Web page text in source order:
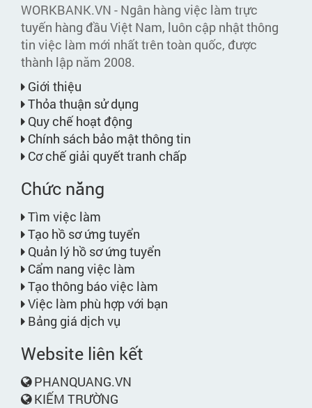
WORKBANK.VN - Ngân hàng việc làm trực
tuyến hàng đầu Việt Nam, luôn cập nhật thông
tin việc làm mới nhất trên toàn quốc, được
thành lập năm 2008.
Giới thiệu
Thỏa thuận sử dụng
Quy chế hoạt động
Chính sách bảo mật thông tin
Cơ chế giải quyết tranh chấp
Chức năng
Tìm việc làm
Tạo hồ sơ ứng tuyển
Quản lý hồ sơ ứng tuyển
Cẩm nang việc làm
Tạo thông báo việc làm
Việc làm phù hợp với bạn
Bảng giá dịch vụ
Website liên kết
PHANQUANG.VN
KIẾM TRƯỜNG